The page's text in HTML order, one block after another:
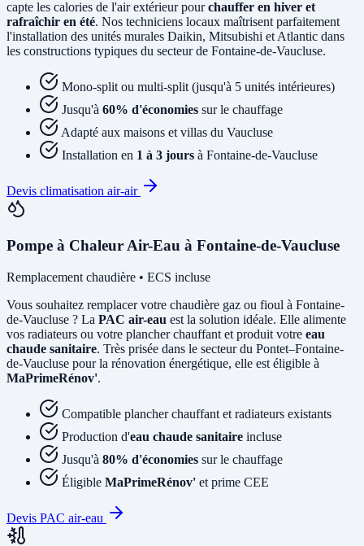
capte les calories de l'air extérieur pourchauffer en hiver et
rafraîchir en été. Nos techniciens locaux maîtrisent parfaitement
l'installation des unités murales Daikin, Mitsubishi et Atlantic dans
les constructions typiques du secteur de Fontaine-de-Vaucluse.
Mono-split ou multi-split (jusqu'à 5 unités intérieures)
Jusqu'à 60% d'économies sur le chauffage
Adapté aux maisons et villas du Vaucluse
Installation en 1 à 3 jours à Fontaine-de-Vaucluse
Devis climatisation air-air
Pompe à Chaleur Air-Eau à Fontaine-de-Vaucluse
Remplacement chaudière • ECS incluse
Vous souhaitez remplacer votre chaudière gaz ou fioul à Fontaine-
de-Vaucluse ? La PAC air-eau est la solution idéale. Elle alimente
vos radiateurs ou votre plancher chauffant et produit votre eau
chaude sanitaire. Très prisée dans le secteur du Pontet–Fontaine-
de-Vaucluse pour la rénovation énergétique, elle est éligible à
MaPrimeRénov'.
Compatible plancher chauffant et radiateurs existants
Production d'eau chaude sanitaire incluse
Jusqu'à 80% d'économies sur le chauffage
Éligible MaPrimeRénov' et prime CEE
Devis PAC air-eau